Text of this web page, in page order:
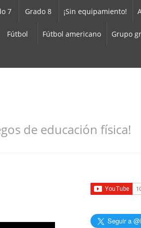
7 Grado 8 ¡Sin equipamiento!
Fútbol Fútbol americano Grupo
de educación física!
Seguir a